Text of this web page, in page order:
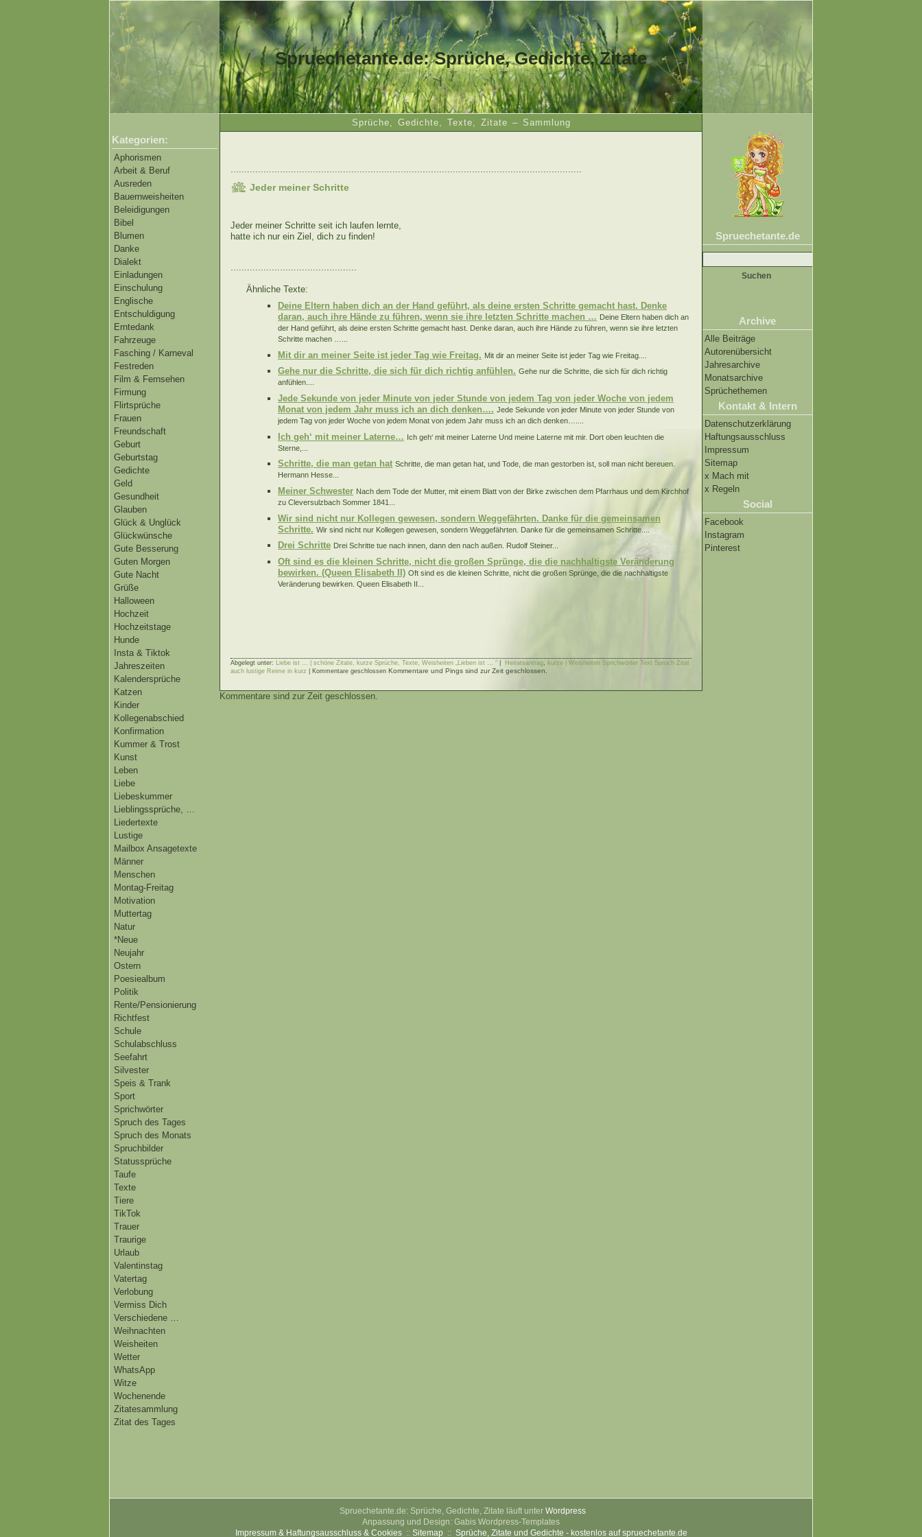
Spruechetante.de: Sprüche, Gedichte, Zitate
Sprüche, Gedichte, Texte, Zitate – Sammlung
Kategorien:
Aphorismen
Arbeit & Beruf
Ausreden
Bauernweisheiten
Beleidigungen
Bibel
Blumen
Danke
Dialekt
Einladungen
Einschulung
Englische
Entschuldigung
Erntedank
Fahrzeuge
Fasching / Karneval
Festreden
Film & Fernsehen
Firmung
Flirtsprüche
Frauen
Freundschaft
Geburt
Geburtstag
Gedichte
Geld
Gesundheit
Glauben
Glück & Unglück
Glückwünsche
Gute Besserung
Guten Morgen
Gute Nacht
Grüße
Halloween
Hochzeit
Hochzeitstage
Hunde
Insta & Tiktok
Jahreszeiten
Kalendersprüche
Katzen
Kinder
Kollegenabschied
Konfirmation
Kummer & Trost
Kunst
Leben
Liebe
Liebeskummer
Lieblingssprüche, …
Liedertexte
Lustige
Mailbox Ansagetexte
Männer
Menschen
Montag-Freitag
Motivation
Muttertag
Natur
*Neue
Neujahr
Ostern
Poesiealbum
Politik
Rente/Pensionierung
Richtfest
Schule
Schulabschluss
Seefahrt
Silvester
Speis & Trank
Sport
Sprichwörter
Spruch des Tages
Spruch des Monats
Spruchbilder
Statussprüche
Taufe
Texte
Tiere
TikTok
Trauer
Traurige
Urlaub
Valentinstag
Vatertag
Verlobung
Vermiss Dich
Verschiedene …
Weihnachten
Weisheiten
Wetter
WhatsApp
Witze
Wochenende
Zitatesammlung
Zitat des Tages
Spruechetante.de
Suche
nach:
Archive
Alle Beiträge
Autorenübersicht
Jahresarchive
Monatsarchive
Sprüchethemen
Kontakt & Intern
Datenschutzerklärung
Haftungsausschluss
Impressum
Sitemap
x Mach mit
x Regeln
Social
Facebook
Instagram
Pinterest
................................................................................................................................
Jeder meiner Schritte
Jeder meiner Schritte seit ich laufen lernte,
hatte ich nur ein Ziel, dich zu finden!
..............................................
Ähnliche Texte:
Deine Eltern haben dich an der Hand geführt, als deine ersten Schritte gemacht hast. Denke
daran, auch ihre Hände zu führen, wenn sie ihre letzten Schritte machen … Deine Eltern haben dich an
der Hand geführt, als deine ersten Schritte gemacht hast. Denke daran, auch ihre Hände zu führen, wenn sie ihre letzten
Schritte machen …...
Mit dir an meiner Seite ist jeder Tag wie Freitag. Mit dir an meiner Seite ist jeder Tag wie Freitag....
Gehe nur die Schritte, die sich für dich richtig anfühlen. Gehe nur die Schritte, die sich für dich richtig
anfühlen....
Jede Sekunde von jeder Minute von jeder Stunde von jedem Tag von jeder Woche von jedem
Monat von jedem Jahr muss ich an dich denken…. Jede Sekunde von jeder Minute von jeder Stunde von
jedem Tag von jeder Woche von jedem Monat von jedem Jahr muss ich an dich denken…....
Ich geh‘ mit meiner Laterne… Ich geh‘ mit meiner Laterne Und meine Laterne mit mir. Dort oben leuchten die
Sterne,...
Schritte, die man getan hat Schritte, die man getan hat, und Tode, die man gestorben ist, soll man nicht bereuen.
Hermann Hesse...
Meiner Schwester Nach dem Tode der Mutter, mit einem Blatt von der Birke zwischen dem Pfarrhaus und dem Kirchhof
zu Cleversulzbach Sommer 1841...
Wir sind nicht nur Kollegen gewesen, sondern Weggefährten. Danke für die gemeinsamen
Schritte. Wir sind nicht nur Kollegen gewesen, sondern Weggefährten. Danke für die gemeinsamen Schritte....
Drei Schritte Drei Schritte tue nach innen, dann den nach außen. Rudolf Steiner...
Oft sind es die kleinen Schritte, nicht die großen Sprünge, die die nachhaltigste Veränderung
bewirken. (Queen Elisabeth II) Oft sind es die kleinen Schritte, nicht die großen Sprünge, die die nachhaltigste
Veränderung bewirken. Queen Elisabeth II...
Abgelegt unter: Liebe ist ... | schöne Zitate, kurze Sprüche, Texte, Weisheiten „Lieben ist … “ Heiratsantrag, kurze | Weisheiten Sprichwörter Text Spruch Zitat
auch lustige Reime in kurz
Kommentare geschlossen Kommentare und Pings sind zur Zeit geschlossen.
Kommentare sind zur Zeit geschlossen.
Spruechetante.de: Sprüche, Gedichte, Zitate läuft unter Wordpress
Anpassung und Design: Gabis Wordpress-Templates
Impressum & Haftungsausschluss & Cookies:: Sitemap :: Sprüche, Zitate und Gedichte - kostenlos auf spruechetante.de